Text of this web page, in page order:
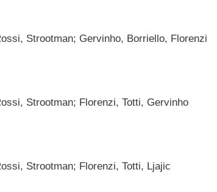
Strootman; Gervinho, Borriello, Florenzi
Strootman; Florenzi, Totti, Gervinho
Strootman; Florenzi, Totti, Ljajic